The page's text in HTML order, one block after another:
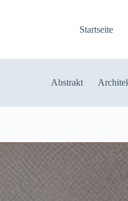
Startseite
Abstrakt